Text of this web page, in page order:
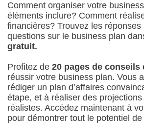
Comment organiser votre
éléments inclure? Comment
financières? Trouvez les réponses
questions sur le business plan
gratuit.
Profitez de 20 pages de conseils
réussir votre business plan. Vous
rédiger un plan d’affaires
étape, et à réaliser des
réalistes. Accédez maintenant à
pour démontrer tout le potentiel